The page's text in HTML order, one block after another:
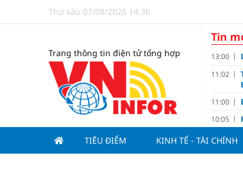
Thứ sáu 07/08/2026 14:36
Trang thông tin điện tử tổng hợp
Tin
13:00
11:02
11:00
10:05
09:10
TIÊU ĐIỂM KINH TẾ - TÀI CHÍNH